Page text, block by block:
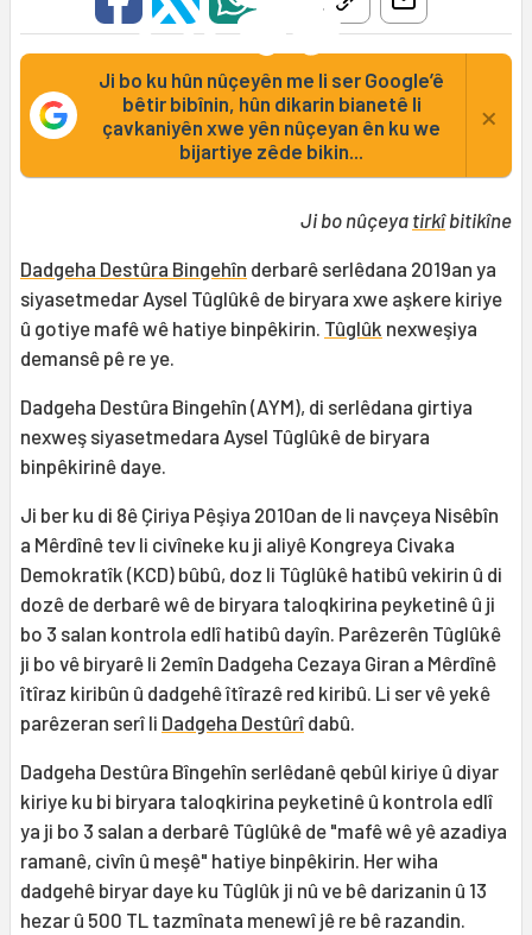
Ji bo ku hûn nûçeyên me li ser Google’ê
bêtir bibînin, hûn dikarin bianetê li
çavkaniyên xwe yên nûçeyan ên ku we
bijartiye zêde bikin...
×
Ji bo nûçeya tirkîbitikîne
Dadgeha Destûra Bingehîn derbarê serlêdana 2019an ya
siyasetmedar Aysel Tûglûkê de biryara xwe aşkere kiriye
û gotiye mafê wê hatiye binpêkirin. Tûglûk nexweşiya
demansê pê re ye.
Dadgeha Destûra Bingehîn (AYM), di serlêdana girtiya
nexweş siyasetmedara Aysel Tûglûkê de biryara
binpêkirinê daye.
Ji ber ku di 8ê Çiriya Pêşiya 2010an de li navçeya Nisêbîn
a Mêrdînê tev li civîneke ku ji aliyê Kongreya Civaka
Demokratîk (KCD) bûbû, doz li Tûglûkê hatibû vekirin û di
dozê de derbarê wê de biryara taloqkirina peyketinê û ji
bo 3 salan kontrola edlî hatibû dayîn. Parêzerên Tûglûkê
ji bo vê biryarê li 2emîn Dadgeha Cezaya Giran a Mêrdînê
îtîraz kiribûn û dadgehê îtîrazê red kiribû. Li ser vê yekê
parêzeran serî li Dadgeha Destûrî dabû.
Dadgeha Destûra Bîngehîn serlêdanê qebûl kiriye û diyar
kiriye ku bi biryara taloqkirina peyketinê û kontrola edlî
ya ji bo 3 salan a derbarê Tûglûkê de "mafê wê yê azadiya
ramanê, civîn û meşê" hatiye binpêkirin. Her wiha
dadgehê biryar daye ku Tûglûk ji nû ve bê darizanin û 13
hezar û 500 TL tazmînata menewî jê re bê razandin.